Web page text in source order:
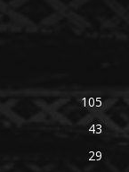
105
43
29